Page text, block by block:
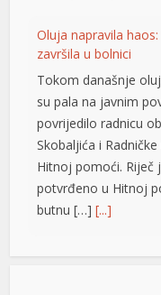
Oluja napravila
završila u bolnici
Tokom današnje
su pala na javnim
povrijedilo radnicu
Skobaljića i
Hitnoj pomoći. Riječ
potvrđeno u Hitnoj
butnu […][...]
Snimak s Jadrana